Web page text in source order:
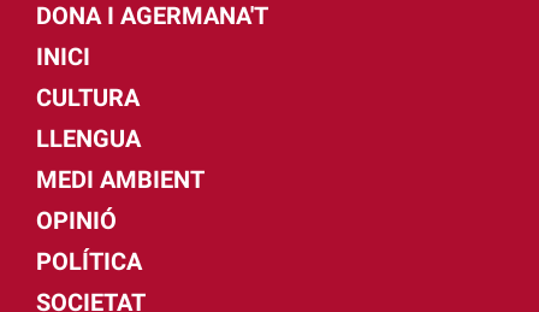
DONA I AGERMANA'T
INICI
CULTURA
LLENGUA
MEDI AMBIENT
OPINIÓ
POLÍTICA
SOCIETAT